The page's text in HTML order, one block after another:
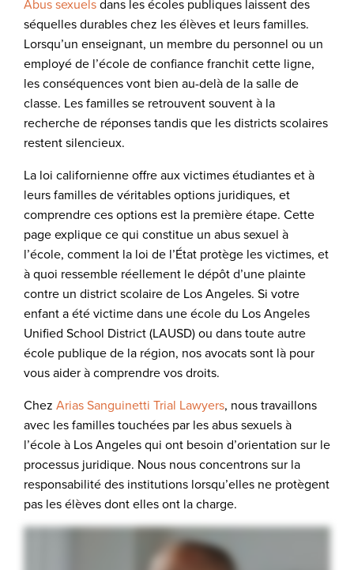
Abus sexuelsdans les écoles publiques laissent des
séquelles durables chez les élèves et leurs familles.
Lorsqu’un enseignant, un membre du personnel ou un
employé de l’école de confiance franchit cette ligne,
les conséquences vont bien au-delà de la salle de
classe. Les familles se retrouvent souvent à la
recherche de réponses tandis que les districts scolaires
restent silencieux.
La loi californienne offre aux victimes étudiantes et à
leurs familles de véritables options juridiques, et
comprendre ces options est la première étape. Cette
page explique ce qui constitue un abus sexuel à
l’école, comment la loi de l’État protège les victimes, et
à quoi ressemble réellement le dépôt d’une plainte
contre un district scolaire de Los Angeles. Si votre
enfant a été victime dans une école du Los Angeles
Unified School District (LAUSD) ou dans toute autre
école publique de la région, nos avocats sont là pour
vous aider à comprendre vos droits.
Chez Arias Sanguinetti Trial Lawyers, nous travaillons
avec les familles touchées par les abus sexuels à
l’école à Los Angeles qui ont besoin d’orientation sur le
processus juridique. Nous nous concentrons sur la
responsabilité des institutions lorsqu’elles ne protègent
pas les élèves dont elles ont la charge.